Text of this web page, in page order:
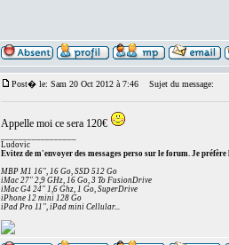
Post� le: Sam 20 Oct 2012 à 7:46 Sujet du message:
Appelle moi ce sera 120€
Ludovic
Evitez de m'envoyer des messages perso sur le forum. Je préfère
MBP M1 16", 16 Go, SSD 512 Go
iMac 27" 2,9 GHz, 16 Go, 3 To FusionDrive
iMac G4 24" 1,6 Ghz, 1 Go, SuperDrive
iPhone 12 mini 128 Go
iPad Pro 11", iPad mini Cellular...